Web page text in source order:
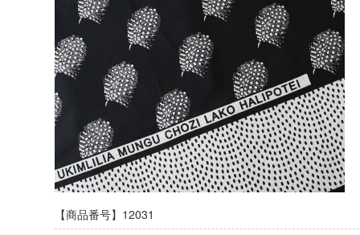
【商品番号】12031